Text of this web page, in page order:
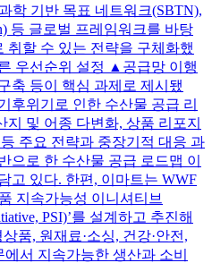
학 기반 목표 네트워크(SBTN),
등 글로벌 프레임워크를 바탕
취할 수 있는 전략을 구체화했
우선순위 설정 ▲공급망 이행
축 등이 핵심 과제로 제시됐
후위기로 인한 수산물 공급 리
및 어종 다변화, 상품 리포지
주요 전략과 중장기적 대응 과
으로 한 수산물 공급 로드맵 이
고 있다. 한편, 이마트는 WWF
지속가능성 이니셔티브
PSI)’를 설계하고 추진해
품, 원재료·소싱, 건강·안전,
서 지속가능한 생산과 소비